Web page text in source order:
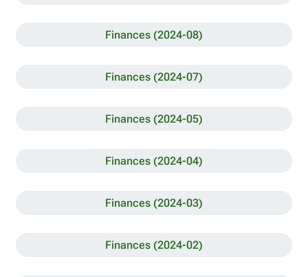
Finances (2024-08)
Finances (2024-07)
Finances (2024-05)
Finances (2024-04)
Finances (2024-03)
Finances (2024-02)